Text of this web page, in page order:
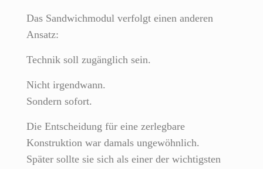
Das Sandwichmodul verfolgt einen anderen
Ansatz:
Technik soll zugänglich sein.
Nicht irgendwann.
Sondern sofort.
Die Entscheidung für eine zerlegbare
Konstruktion war damals ungewöhnlich.
Später sollte sie sich als einer der wichtigsten